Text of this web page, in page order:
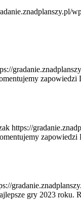
zapowiedzi
https://
zapowiedzi
gry 2023 roku.